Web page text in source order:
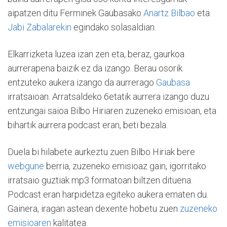
aipatzen ditu Ferminek Gaubasako Anartz Bilbao eta
Jabi Zabalarekin egindako solasaldian.
Elkarrizketa luzea izan zen eta, beraz, gaurkoa
aurrerapena baizik ez da izango. Berau osorik
entzuteko aukera izango da aurrerago Gaubasa
irratsaioan. Arratsaldeko 6etatik aurrera izango duzu
entzungai saioa Bilbo Hiriaren zuzeneko emisioan, eta
bihartik aurrera podcast eran, beti bezala.
Duela bi hilabete aurkeztu zuen Bilbo Hiriak bere
webgune berria, zuzeneko emisioaz gain, igorritako
irratsaio guztiak mp3 formatoan biltzen dituena.
Podcast eran harpidetza egiteko aukera ematen du.
Gainera, iragan astean dexente hobetu zuen zuzeneko
emisioaren kalitatea.